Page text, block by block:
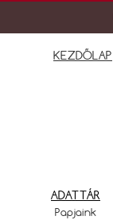
KEZDŐLAP
ADATTÁR
Papjaink